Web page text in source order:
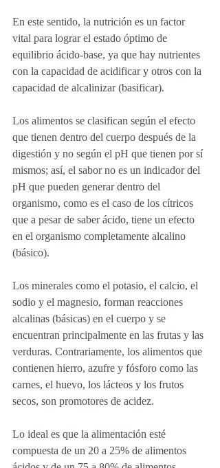
En este sentido, la nutrición es un factor
vital para lograr el estado óptimo de
equilibrio ácido-base, ya que hay nutrientes
con la capacidad de acidificar y otros con la
capacidad de alcalinizar (basificar).
Los alimentos se clasifican según el efecto
que tienen dentro del cuerpo después de la
digestión y no según el pH que tienen por sí
mismos; así, el sabor no es un indicador del
pH que pueden generar dentro del
organismo, como es el caso de los cítricos
que a pesar de saber ácido, tiene un efecto
en el organismo completamente alcalino
(básico).
Los minerales como el potasio, el calcio, el
sodio y el magnesio, forman reacciones
alcalinas (básicas) en el cuerpo y se
encuentran principalmente en las frutas y las
verduras. Contrariamente, los alimentos que
contienen hierro, azufre y fósforo como las
carnes, el huevo, los lácteos y los frutos
secos, son promotores de acidez.
Lo ideal es que la alimentación esté
compuesta de un 20 a 25% de alimentos